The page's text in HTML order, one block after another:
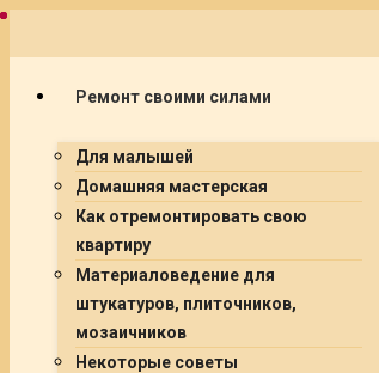
Ремонт своими силами
Для малышей
Домашняя мастерская
Как отремонтировать свою
квартиру
Материаловедение для
штукатуров, плиточников,
мозаичников
Некоторые советы